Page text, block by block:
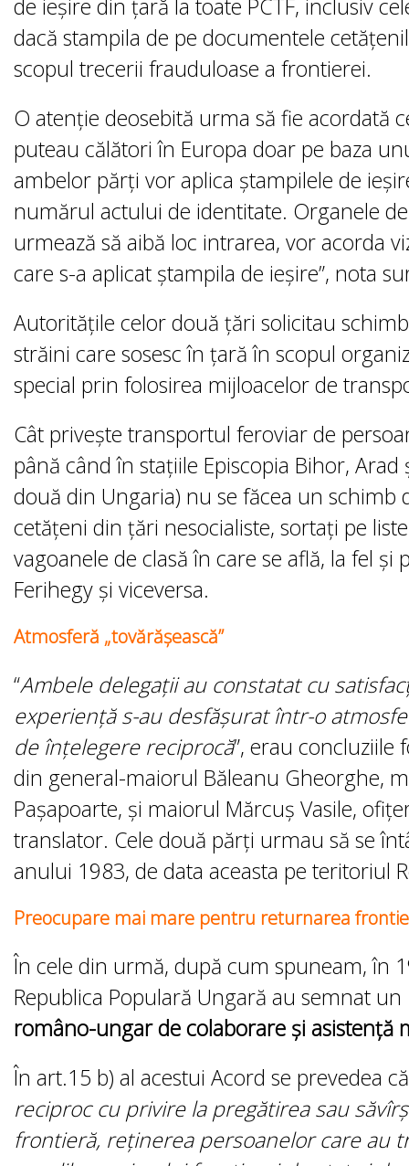
de ieșire din țară la toate PCTF, inclusiv
dacă stampila de pe documentele
scopul trecerii frauduloase a frontierei.
O atenție deosebită urma să fie acordată
puteau călători în Europa doar pe baza
ambelor părți vor aplica ștampilele de
numărul actului de identitate. Organele
urmează să aibă loc intrarea, vor acorda
care s-a aplicat ștampila de ieșire”, nota
Autoritățile celor două țări solicitau
străini care sosesc în țară în scopul
special prin folosirea mijloacelor de
Cât privește transportul feroviar de
până când în stațiile Episcopia Bihor,
două din Ungaria) nu se făcea un
cetățeni din țări nesocialiste, sortați pe
vagoanele de clasă în care se află, la fel
Ferihegy şi viceversa.
Atmosferă „tovărăşească”
“Ambele delegații au constatat cu
experiență s-au desfășurat într-o
de înțelegere reciprocă”, erau
din general-maiorul Băleanu Gheorghe,
Pașapoarte, și maiorul Mărcuș Vasile,
translator. Cele două părți urmau să se
anului 1983, de data aceasta pe teritoriul
Preocupare mai mare pentru returnarea
În cele din urmă, după cum spuneam, în
Republica Populară Ungară au semnat un
româno-ungar de colaborare şi
În art.15 b) al acestui Acord se prevedea
reciproc cu privire la pregătirea sau
frontieră, reţinerea persoanelor care au
„AM VĂZUT
IUGOSLAVI!”.
UNUI OM SIMPLU,
RISCAT VIAŢA,
ALTUL